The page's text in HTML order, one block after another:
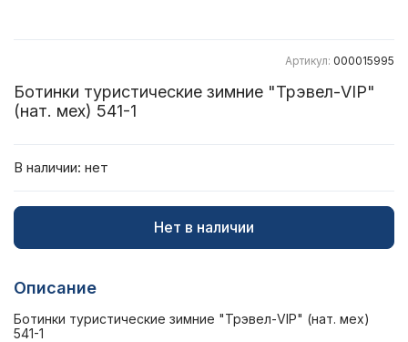
Артикул: 000015995
Ботинки туристические зимние "Трэвел-VIP"
(нат. мех) 541-1
В наличии: нет
Нет в наличии
Описание
Ботинки туристические зимние "Трэвел-VIP" (нат. мех)
541-1